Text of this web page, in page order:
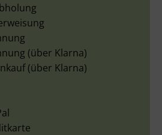
(über Klarna)
(über Klarna)